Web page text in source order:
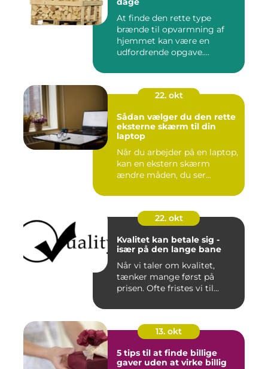
At finde den rette type
brænde til opvarmning af
hjemmet kan være en
udfordrende opgave....
22. okt
Sådan vælger du den rette
eksterne skærm til din
laptop
Når du arbejder på en laptop,
kan en ekstern skærm
ændre måden, du ser...
22. okt
Kvalitet kan betale sig -
især på den lange bane
Når vi taler om kvalitet,
tænker mange først på
prisen. Ofte fristes vi til...
13. okt
5 tips til at finde billige
gaver uden at virke billig